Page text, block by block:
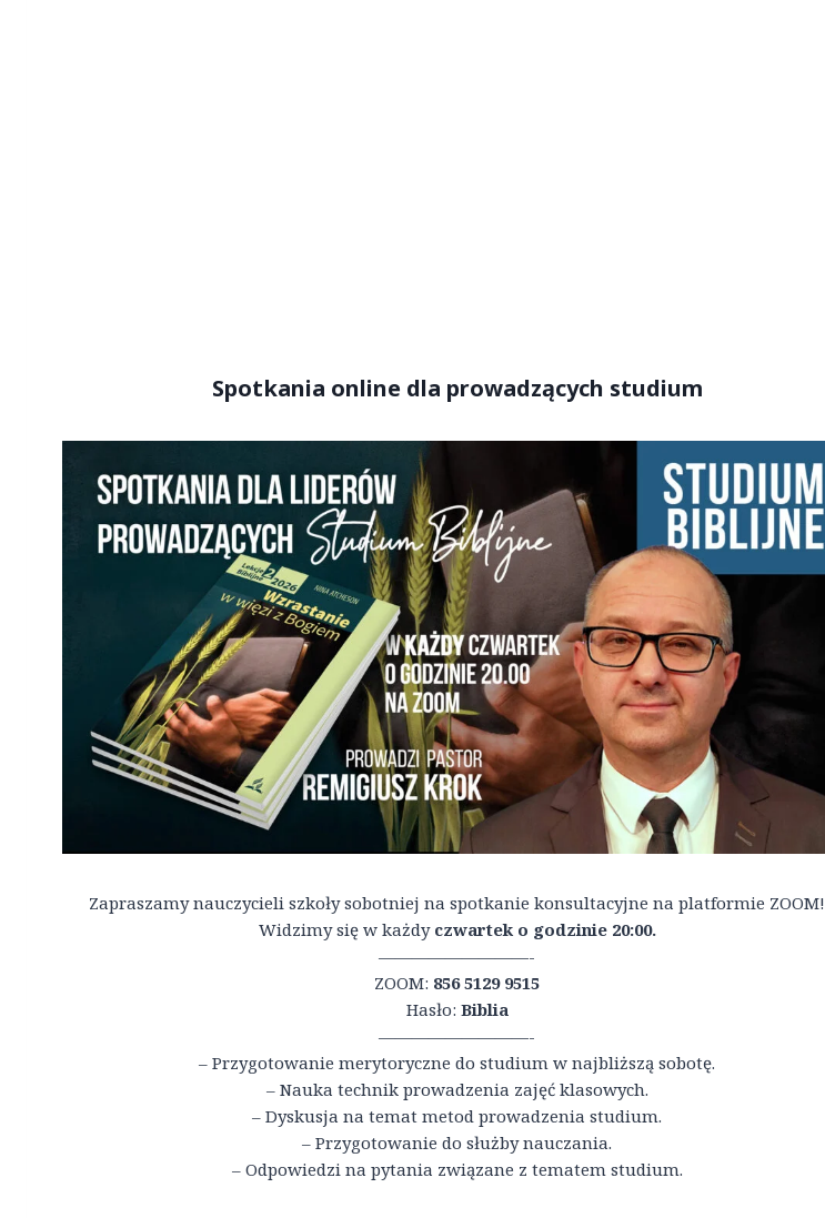
Spotkania online dla prowadzących studium
Zapraszamy nauczycieli szkoły sobotniej na spotkanie konsultacyjne na platformie ZOOM!
Widzimy się w każdy czwartek o godzinie 20:00.
—————————-
ZOOM: 856 5129 9515
Hasło: Biblia
—————————-
– Przygotowanie merytoryczne do studium w najbliższą sobotę.
– Nauka technik prowadzenia zajęć klasowych.
– Dyskusja na temat metod prowadzenia studium.
– Przygotowanie do służby nauczania.
– Odpowiedzi na pytania związane z tematem studium.